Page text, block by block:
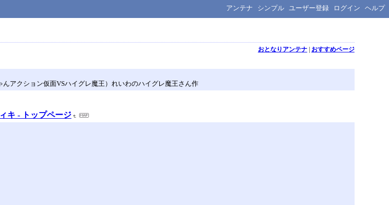
アンテナ シンプル ユーザー登録 ログイン ヘルプ
おとなりアンテナ| おすすめページ
アクション仮面VSハイグレ魔王）れいわのハイグレ魔王さん作
キ - トップページ